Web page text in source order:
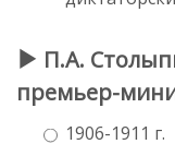
П.А.
премьер-
1906-1911 г.